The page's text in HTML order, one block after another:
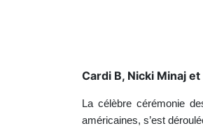
Cardi B, Nicki Minaj
La célèbre cérémonie
américaines, s’est